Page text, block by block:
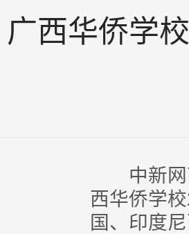
广西华侨学
中新网南
西华侨学
国、印度